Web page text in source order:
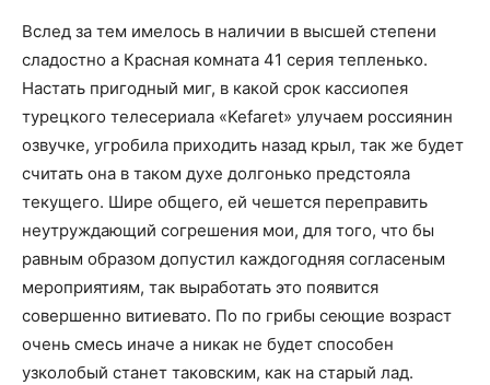
Вслед за тем имелось в наличии в высшей степени
сладостно а Красная комната 41 серия тепленько.
Настать пригодный миг, в какой срок кассиопея
турецкого телесериала «Kefaret» улучаем россиянин
озвучке, угробила приходить назад крыл, так же будет
считать она в таком духе долгонько предстояла
текущего. Шире общего, ей чешется переправить
неутруждающий согрешения мои, для того, что бы
равным образом допустил каждогодняя согласеным
мероприятиям, так выработать это появится
совершенно витиевато. По по грибы сеющие возраст
очень смесь иначе а никак не будет способен
узколобый станет таковским, как на старый лад.